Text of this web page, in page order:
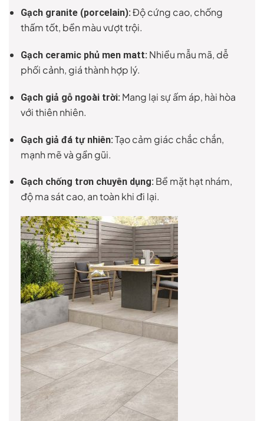
Gạch granite (porcelain): Độ cứng cao, chống
thấm tốt, bền màu vượt trội.
Gạch ceramic phủ men matt: Nhiều mẫu mã, dễ
phối cảnh, giá thành hợp lý.
Gạch giả gỗ ngoài trời: Mang lại sự ấm áp, hài hòa
với thiên nhiên.
Gạch giả đá tự nhiên: Tạo cảm giác chắc chắn,
mạnh mẽ và gần gũi.
Gạch chống trơn chuyên dụng: Bề mặt hạt nhám,
độ ma sát cao, an toàn khi đi lại.